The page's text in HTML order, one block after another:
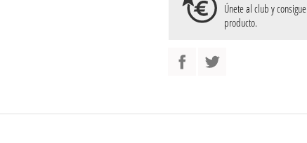
Únete al club y consigue
producto.